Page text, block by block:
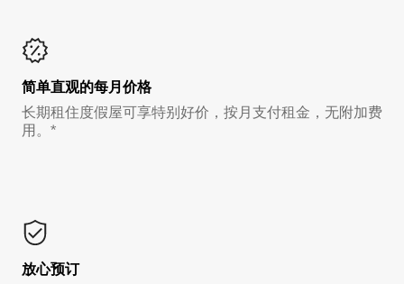
简单直观的每月价格
长期租住度假屋可享特别好价，按月支付租金，无附加费
用。*
放心预订